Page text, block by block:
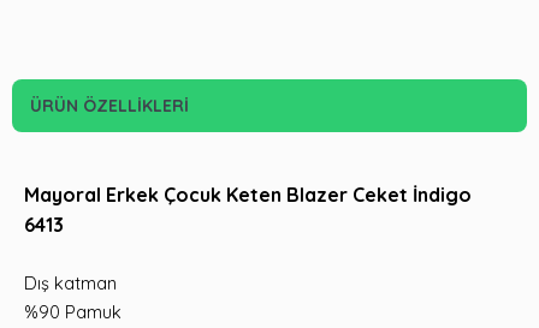
ÜRÜN ÖZELLIKLERI
Mayoral Erkek Çocuk Keten Blazer Ceket İndigo
6413
Dış katman
%90 Pamuk